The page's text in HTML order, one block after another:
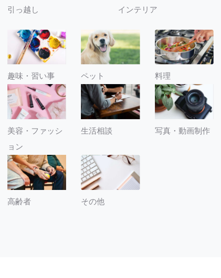
引っ越し インテリア
趣味・習い事 ペット 料理
美容・ファッシ
ョン
生活相談 写真・動画制作
高齢者 その他